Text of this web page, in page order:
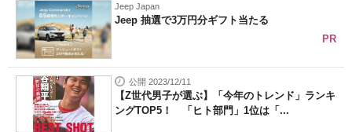
Jeep Japan
Jeep 抽選で3万円分ギフト当たる
PR
公開 2023/12/11
【Z世代男子が選ぶ】「今年のトレンド」ランキ
ングTOP5！ 「ヒト部門」1位は「...